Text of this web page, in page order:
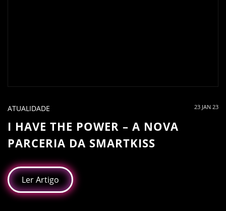
ATUALIDADE 23 JAN 23
I HAVE THE POWER – A NOVA
PARCERIA DA SMARTKISS
Ler Artigo